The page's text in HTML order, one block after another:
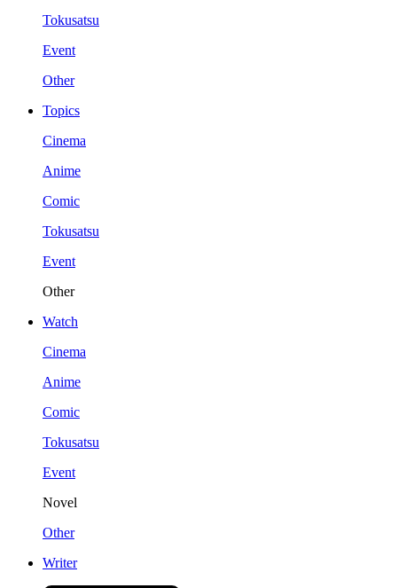
Tokusatsu
Event
Other
Topics
Cinema
Anime
Comic
Tokusatsu
Event
Other
Watch
Cinema
Anime
Comic
Tokusatsu
Event
Novel
Other
Writer